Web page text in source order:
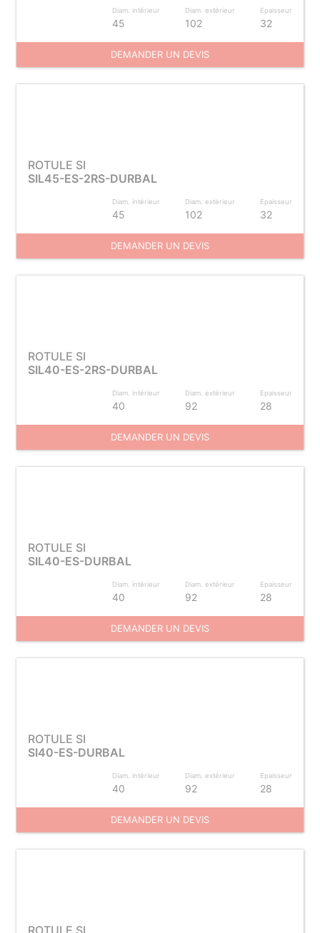
Diam. intérieur
45
Diam. extérieur
102
Epaisseur
32
DEMANDER UN DEVIS
ROTULE SI
SIL45-ES-2RS-DURBAL
Diam. intérieur
45
Diam. extérieur
102
Epaisseur
32
DEMANDER UN DEVIS
ROTULE SI
SIL40-ES-2RS-DURBAL
Diam. intérieur
40
Diam. extérieur
92
Epaisseur
28
DEMANDER UN DEVIS
ROTULE SI
SIL40-ES-DURBAL
Diam. intérieur
40
Diam. extérieur
92
Epaisseur
28
DEMANDER UN DEVIS
ROTULE SI
SI40-ES-DURBAL
Diam. intérieur
40
Diam. extérieur
92
Epaisseur
28
DEMANDER UN DEVIS
ROTULE SI